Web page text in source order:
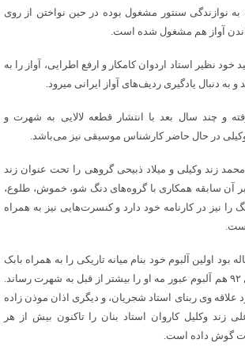
نوازندگی سنتور مشغول بوده در حین نواختن از روی
آواز هم مشغول شده است.
خود نظیر استاد اردوان کامکار و ارفع اطرایی، آواز را به
به دنبال یادگیری ردیف‌های آواز ایرانی میرود.
و چند سال بعد با انتشار قطعه لالایی به شهرت و
در حال حاضر کارشناس موسیقی نیز می‌باشد.
زند وکیلی و میلاد ذبیحی گروهی را تحت عنوان زند
بر آن سابقه همکاری با گروه‌های دنگ شو، خموش، طلوع،
را نیز در کارنامه خود دارد و کنسرت‌هایی نیز به همراه
۱۳۹۰ وقتی ۲۵ ساله بود اولین آلبوم خود بنام میانه تاریکی را به همراه بابک
غسالی منتشر کرد و سال ۹۲ هم آلبوم عبور مه او را بیشتر از قبل به شهرت رساند.
علاقه وی ربنای استاد شجریان، و دیگری اذان موذن زاده
زند وکلیل کاروان استاد بنان را تاکنون بیش از هر
گوش داده است.